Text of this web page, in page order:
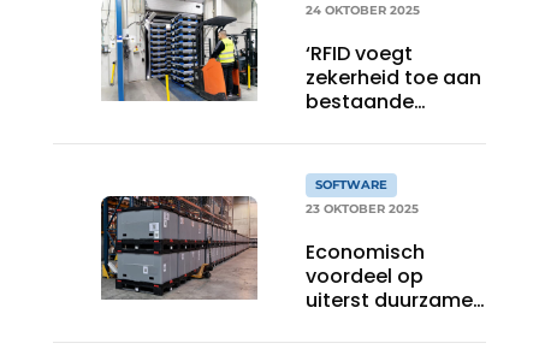
24 OKTOBER 2025
‘RFID voegt
zekerheid toe aan
bestaande
productieprocessen’
SOFTWARE
23 OKTOBER 2025
Economisch
voordeel op
uiterst duurzame
ladingdragers